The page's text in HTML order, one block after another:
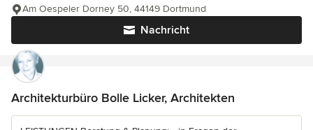
Nachricht
Am Oespeler Dorney 50, 44149 Dortmund
Architekturbüro Bolle Licker, Architekten